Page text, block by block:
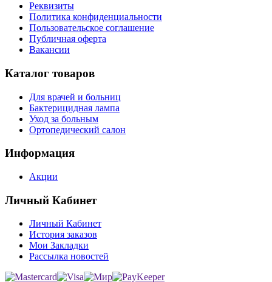
Реквизиты
Политика конфиденциальности
Пользовательское соглашение
Публичная оферта
Вакансии
Каталог товаров
Для врачей и больниц
Бактерицидная лампа
Уход за больным
Ортопедический салон
Информация
Акции
Личный Кабинет
Личный Кабинет
История заказов
Мои Закладки
Рассылка новостей